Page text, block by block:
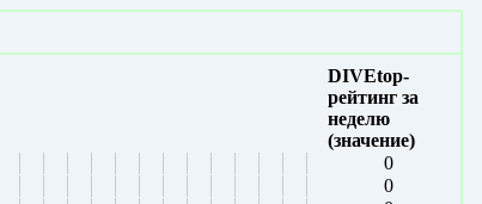
DIVEtop-
рейтинг за
неделю
(значение)
0
0